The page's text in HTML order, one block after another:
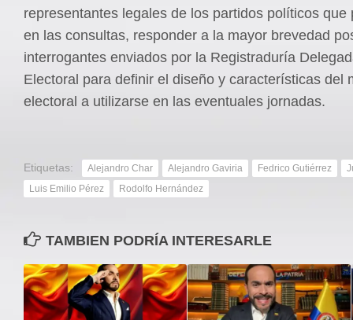
representantes legales de los partidos políticos que
en las consultas, responder a la mayor brevedad
interrogantes enviados por la Registraduría
Electoral para definir el diseño y características del
electoral a utilizarse en las eventuales jornadas.
Etiquetas: Alejandro Char Alejandro Gaviria Fedrico Gutiérrez
Luis Emilio Pérez
Rodolfo Hernández
TAMBIEN PODRÍA INTERESARLE